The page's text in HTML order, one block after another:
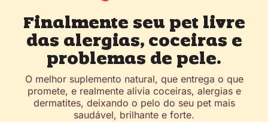
Finalmente seu pet livre
das alergias, coceiras e
problemas de pele.
O melhor suplemento natural, que entrega o que
promete, e realmente alivia coceiras, alergias e
dermatites, deixando o pelo do seu pet mais
saudável, brilhante e forte.